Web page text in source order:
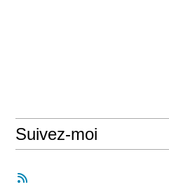
Suivez-moi